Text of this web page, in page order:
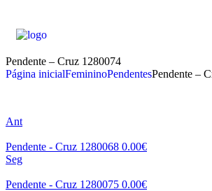
Pendente – Cruz 1280074
Página inicialFemininoPendentesPendente –
Ant
Pendente - Cruz 1280068 0.00€
Seg
Pendente - Cruz 1280075 0.00€